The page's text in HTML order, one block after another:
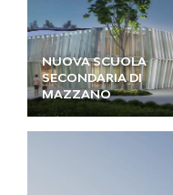
NUOVA SCUOLA
SECONDARIA DI
MAZZANO